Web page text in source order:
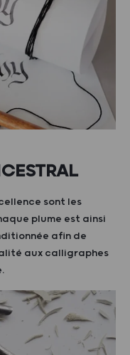
sont les
plume est ainsi
afin de
aux calligraphes